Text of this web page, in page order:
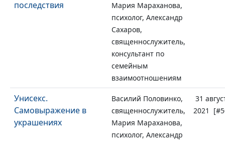
последствия
Мария Мараханова,
психолог, Александр
Сахаров,
священнослужитель,
консультант по
семейным
взаимоотношениям
Унисекс.
Самовыражение в
украшениях
Василий Половинко,
священнослужитель,
Мария Мараханова,
психолог, Александр
31
2021